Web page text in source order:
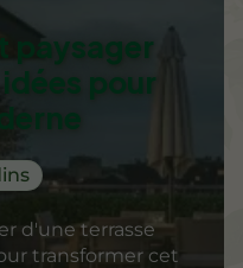
paysager
pour
d'une terrasse
transformer cet